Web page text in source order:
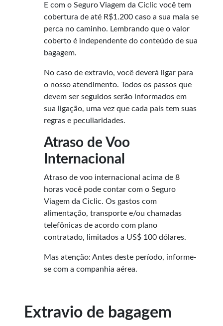
E com o Seguro Viagem da Ciclic você tem
cobertura de até R$1.200 caso a sua mala se
perca no caminho. Lembrando que o valor
coberto é independente do conteúdo de sua
bagagem.
No caso de extravio, você deverá ligar para
o nosso atendimento. Todos os passos que
devem ser seguidos serão informados em
sua ligação, uma vez que cada país tem suas
regras e peculiaridades.
Atraso de Voo
Internacional
Atraso de voo internacional acima de 8
horas você pode contar com o Seguro
Viagem da Ciclic. Os gastos com
alimentação, transporte e/ou chamadas
telefônicas de acordo com plano
contratado, limitados a US$ 100 dólares.
Mas atenção: Antes deste período, informe-
se com a companhia aérea.
Extravio de bagagem